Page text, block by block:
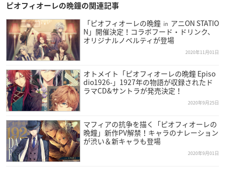
05：Fantôme du roi
06：Grazie di cuore
【価格】
￥3,000＋税
【発売日】
2020年12月2日（水）
【発売元】
ティームエンタテインメント
【出演】
ダンテ・ファルツォーネ（CV.
ピオフィオーレの晩鐘の関連記事
「ピオフィオーレの晩鐘 ㏌ アニON STATIO
N」開催決定！コラボフード・ドリンク、
オリジナルノベルティが登場
2020年11月01日
オトメイト「ピオフィオーレの晩鐘 Episo
dio1926-」1927年の物語が収録されたド
ラマCD&サントラが発売決定！
2020年9月25日
マフィアの抗争を描く「ピオフィオーレの
晩鐘」新作PV解禁！キャラのナレーション
が渋い＆新キャラも登場
2020年9月01日